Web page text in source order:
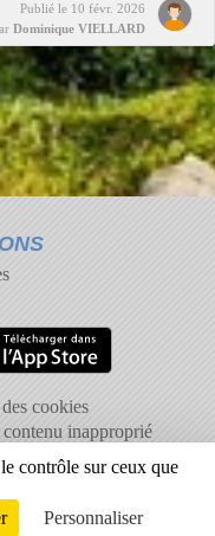
Publié le 10 févr. 2026
Dominique VIELLARD
cookies
inapproprié
Connexion
contrôle sur ceux que
Personnaliser